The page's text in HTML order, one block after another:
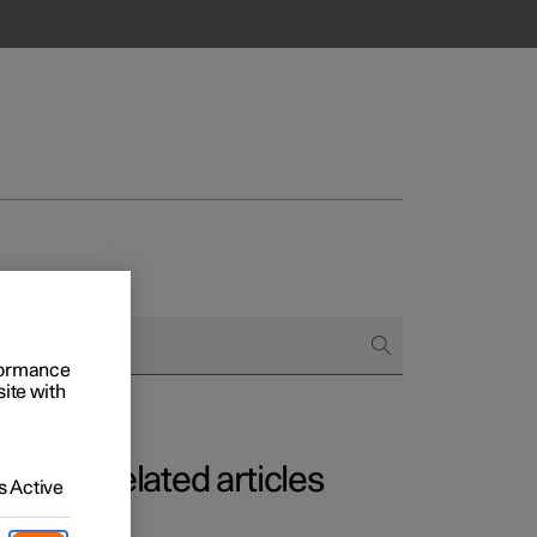
Related articles
with
Active